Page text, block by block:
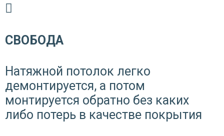
СВОБОДА
Натяжной потолок легко
демонтируется, а потом
монтируется обратно без каких
либо потерь в качестве покрытия